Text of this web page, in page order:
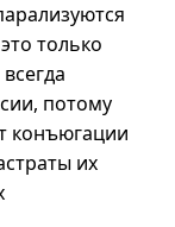
только
потому
конъюгации
их